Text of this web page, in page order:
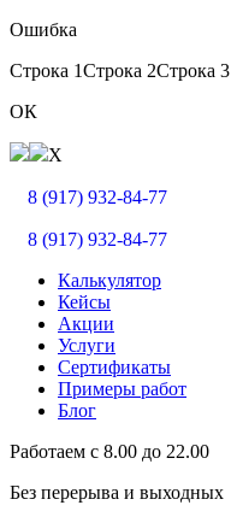
Ошибка
Строка 1Строка 2Строка 3
ОК
X
8 (917) 932-84-77
8 (917) 932-84-77
Калькулятор
Кейсы
Акции
Услуги
Сертификаты
Примеры работ
Блог
Работаем с 8.00 до 22.00
Без перерыва и выходных